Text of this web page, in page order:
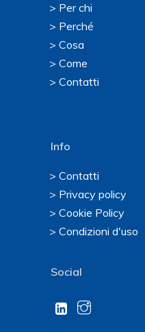
> Per chi
> Perché
> Cosa
> Come
> Contatti
Info
> Contatti
> Privacy policy
> Cookie Policy
> Condizioni d'uso
Social